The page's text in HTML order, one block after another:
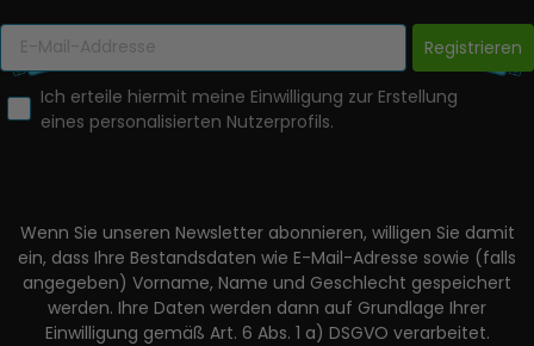
Registrieren
Ich erteile hiermit meine Einwilligung zur Erstellung
eines personalisierten Nutzerprofils.
Wenn Sie unseren Newsletter abonnieren, willigen Sie damit
ein, dass Ihre Bestandsdaten wie E-Mail-Adresse sowie (falls
angegeben) Vorname, Name und Geschlecht gespeichert
werden. Ihre Daten werden dann auf Grundlage Ihrer
Einwilligung gemäß Art. 6 Abs. 1 a) DSGVO verarbeitet.